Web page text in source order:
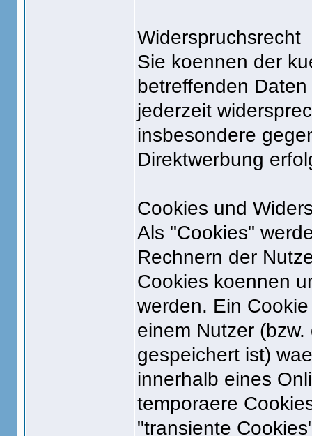
Widerspruchsrecht
Sie koennen der
betreffenden
jederzeit
insbesondere
Direktwerbung
Cookies und
Als "Cookies"
Rechnern der
Cookies koennen
werden. Ein
einem Nutzer
gespeichert ist)
innerhalb eines
temporaere
"transiente